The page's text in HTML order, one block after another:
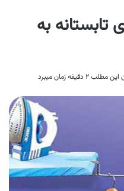
به
۲ دقیقه زمان میبرد